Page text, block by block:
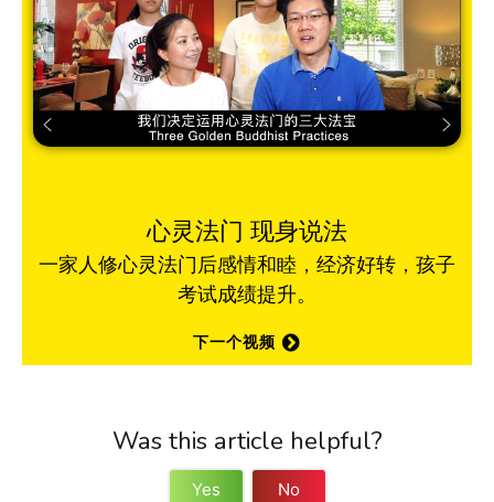
心灵法门 现身说法
一家人修心灵法门后感情和睦，经济好转，孩子
考试成绩提升。
下一个视频
Was this article helpful?
Yes No